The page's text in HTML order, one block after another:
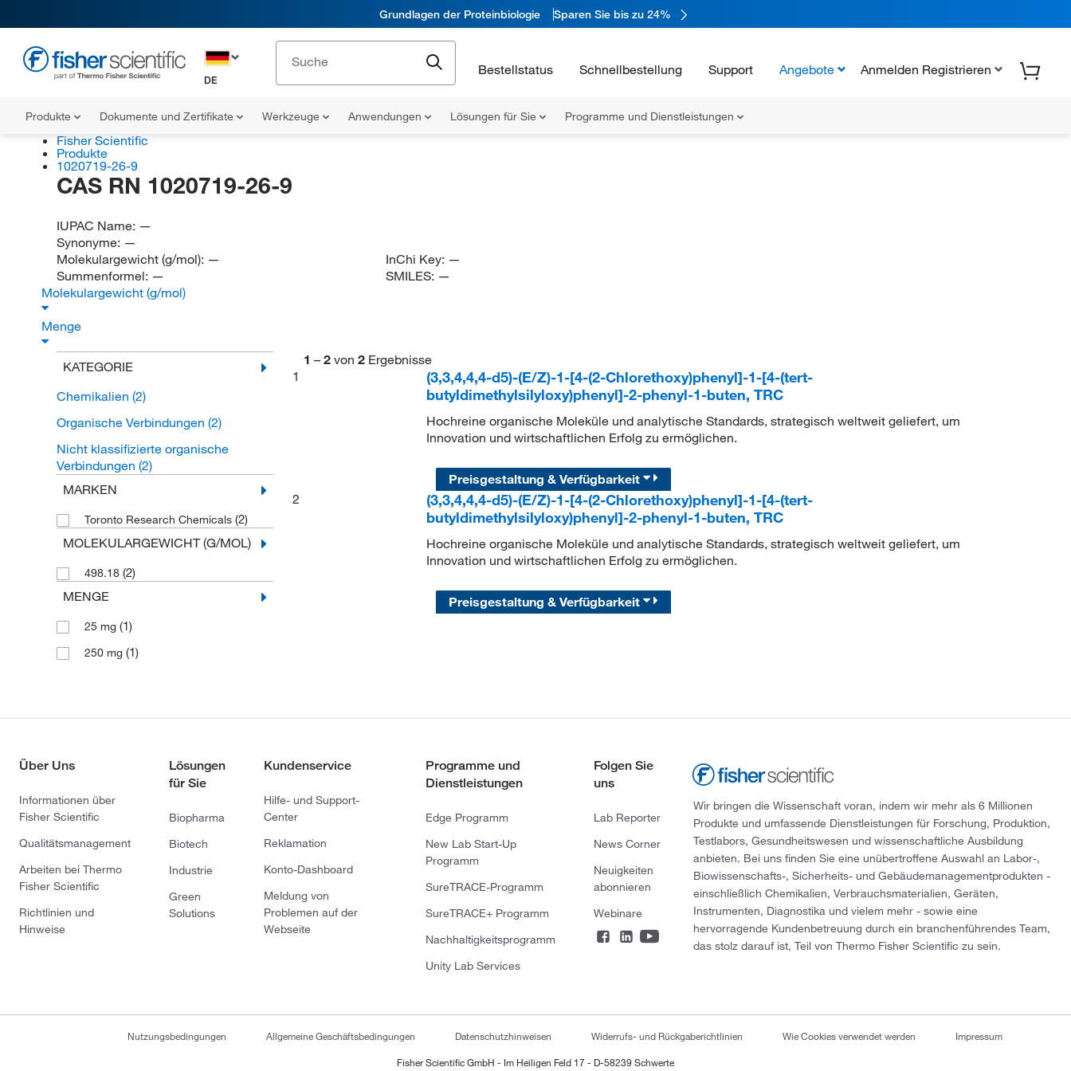
Grundlagen der Proteinbiologie Sparen Sie bis zu 24%
DE
Bestellstatus Schnellbestellung Support Angebote Anmelden Registrieren
Produkte Dokumente und Zertifikate Werkzeuge Anwendungen Lösungen für Sie Programme und Dienstleistungen
Fisher Scientific
Produkte
1020719-26-9
CAS RN 1020719-26-9
IUPAC Name: —
Synonyme: —
Molekulargewicht (g/mol): —
Summenformel: —
InChi Key: —
SMILES: —
Molekulargewicht (g/mol)
Menge
KATEGORIE
Chemikalien (2)
Organische Verbindungen (2)
Nicht klassifizierte organische
Verbindungen (2)
MARKEN
Toronto Research Chemicals (2)
MOLEKULARGEWICHT (G/MOL)
498.18 (2)
MENGE
25 mg (1)
250 mg (1)
1 – 2 von 2 Ergebnisse
1
(3,3,4,4,4-d5)-(E/Z)-1-[4-(2-Chlorethoxy)phenyl]-1-[4-(tert-
butyldimethylsilyloxy)phenyl]-2-phenyl-1-buten, TRC
Hochreine organische Moleküle und analytische Standards, strategisch weltweit geliefert, um
Innovation und wirtschaftlichen Erfolg zu ermöglichen.
Preisgestaltung & Verfügbarkeit
2
(3,3,4,4,4-d5)-(E/Z)-1-[4-(2-Chlorethoxy)phenyl]-1-[4-(tert-
butyldimethylsilyloxy)phenyl]-2-phenyl-1-buten, TRC
Hochreine organische Moleküle und analytische Standards, strategisch weltweit geliefert, um
Innovation und wirtschaftlichen Erfolg zu ermöglichen.
Preisgestaltung & Verfügbarkeit
Über Uns
Informationen über
Fisher Scientific
Qualitätsmanagement
Arbeiten bei Thermo
Fisher Scientific
Richtlinien und
Hinweise
Lösungen
für Sie
Biopharma
Biotech
Industrie
Green
Solutions
Kundenservice
Hilfe- und Support-
Center
Reklamation
Konto-Dashboard
Meldung von
Problemen auf der
Webseite
Programme und
Dienstleistungen
Edge Programm
New Lab Start-Up
Programm
SureTRACE-Programm
SureTRACE+ Programm
Nachhaltigkeitsprogramm
Unity Lab Services
Folgen Sie
uns
Lab Reporter
News Corner
Neuigkeiten
abonnieren
Webinare
Wir bringen die Wissenschaft voran, indem wir mehr als 6 Millionen
Produkte und umfassende Dienstleistungen für Forschung, Produktion,
Testlabors, Gesundheitswesen und wissenschaftliche Ausbildung
anbieten. Bei uns finden Sie eine unübertroffene Auswahl an Labor-,
Biowissenschafts-, Sicherheits- und Gebäudemanagementprodukten -
einschließlich Chemikalien, Verbrauchsmaterialien, Geräten,
Instrumenten, Diagnostika und vielem mehr - sowie eine
hervorragende Kundenbetreuung durch ein branchenführendes Team,
das stolz darauf ist, Teil von Thermo Fisher Scientific zu sein.
Nutzungsbedingungen Allgemeine Geschäftsbedingungen Datenschutzhinweisen Widerrufs- und Rückgaberichtlinien Wie Cookies verwendet werden Impressum
Fisher Scientific GmbH - Im Heiligen Feld 17 - D-58239 Schwerte